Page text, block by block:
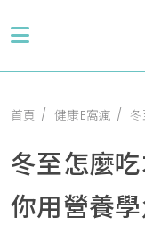
首頁 健康E窩瘋 冬
冬至怎麼
你用營養學